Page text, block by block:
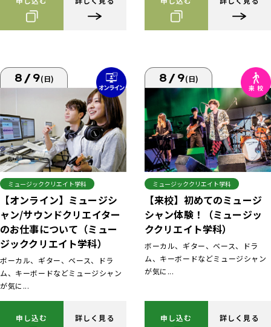
8/9(日)
ミュージッククリエイト学科
【オンライン】ミュージシ
ャン/サウンドクリエイター
のお仕事について（ミュー
ジッククリエイト学科）
ボーカル、ギター、ベース、ドラ
ム、キーボードなどミュージシャン
が気に...
申し込む 詳しく見る
8/9(日)
ミュージッククリエイト学科
【来校】初めてのミュージ
シャン体験！（ミュージッ
ククリエイト学科）
ボーカル、ギター、ベース、ドラ
ム、キーボードなどミュージシャン
が気に...
申し込む 詳しく見る